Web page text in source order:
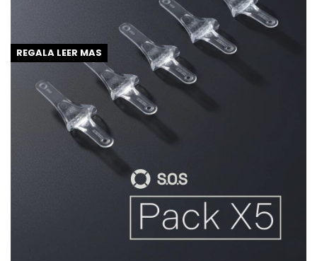
REGALA LEER MAS